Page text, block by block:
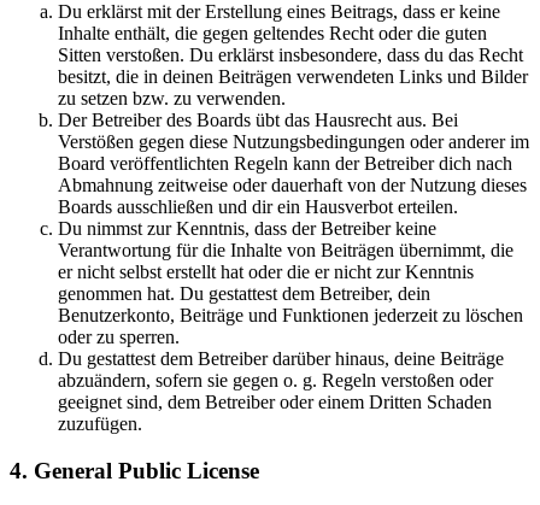
Du erklärst mit der Erstellung eines Beitrags, dass er keine
Inhalte enthält, die gegen geltendes Recht oder die guten
Sitten verstoßen. Du erklärst insbesondere, dass du das Recht
besitzt, die in deinen Beiträgen verwendeten Links und Bilder
zu setzen bzw. zu verwenden.
Der Betreiber des Boards übt das Hausrecht aus. Bei
Verstößen gegen diese Nutzungsbedingungen oder anderer im
Board veröffentlichten Regeln kann der Betreiber dich nach
Abmahnung zeitweise oder dauerhaft von der Nutzung dieses
Boards ausschließen und dir ein Hausverbot erteilen.
Du nimmst zur Kenntnis, dass der Betreiber keine
Verantwortung für die Inhalte von Beiträgen übernimmt, die
er nicht selbst erstellt hat oder die er nicht zur Kenntnis
genommen hat. Du gestattest dem Betreiber, dein
Benutzerkonto, Beiträge und Funktionen jederzeit zu löschen
oder zu sperren.
Du gestattest dem Betreiber darüber hinaus, deine Beiträge
abzuändern, sofern sie gegen o. g. Regeln verstoßen oder
geeignet sind, dem Betreiber oder einem Dritten Schaden
zuzufügen.
4. General Public License